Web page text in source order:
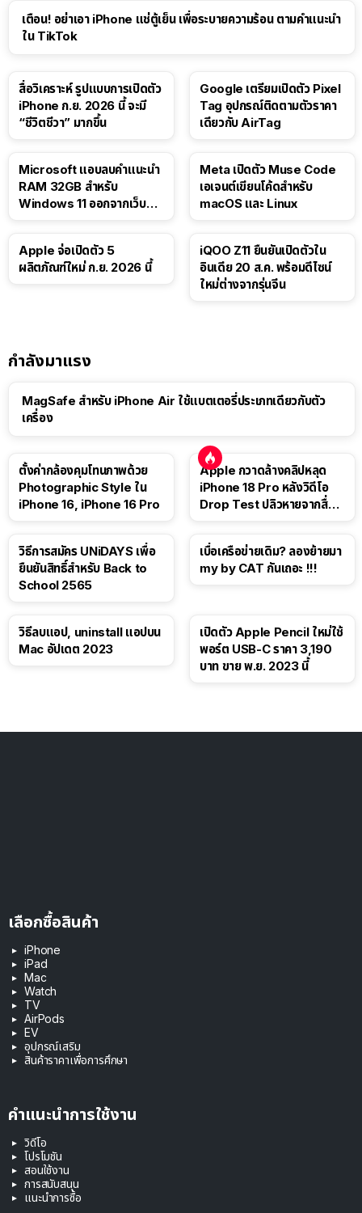
เตือน! อย่าเอา iPhone แช่ตู้เย็น เพื่อระบายความร้อน ตามคำแนะนำ
ใน TikTok
สื่อวิเคราะห์ รูปแบบการเปิดตัว
iPhone ก.ย. 2026 นี้ จะมี
“ชีวิตชีวา” มากขึ้น
Google เตรียมเปิดตัว Pixel
Tag อุปกรณ์ติดตามตัวราคา
เดียวกับ AirTag
Microsoft แอบลบคำแนะนำ
RAM 32GB สำหรับ
Windows 11 ออกจากเว็บตัว
Meta เปิดตัว Muse Code
เอเจนต์เขียนโค้ดสำหรับ
macOS และ Linux
Apple จ่อเปิดตัว 5
ผลิตภัณฑ์ใหม่ ก.ย. 2026 นี้
iQOO Z11 ยืนยันเปิดตัวใน
อินเดีย 20 ส.ค. พร้อมดีไซน์
ใหม่ต่างจากรุ่นจีน
กำลังมาแรง
MagSafe สำหรับ iPhone Air ใช้แบตเตอรี่ประเภทเดียวกับตัว
เครื่อง
ตั้งค่ากล้องคุมโทนภาพด้วย
Photographic Style ใน
iPhone 16, iPhone 16 Pro
Apple กวาดล้างคลิปหลุด
iPhone 18 Pro หลังวิดีโอ
Drop Test ปลิวหายจากสื่อ
วิธีการสมัคร UNiDAYS เพื่อ
ยืนยันสิทธิ์สำหรับ Back to
School 2565
เบื่อเครือข่ายเดิม? ลองย้ายมา
my by CAT กันเถอะ !!!
วิธีลบแอป, uninstall แอปบน
Mac อัปเดต 2023
เปิดตัว Apple Pencil ใหม่ใช้
พอร์ต USB-C ราคา 3,190
บาท ขาย พ.ย. 2023 นี้
เลือกซื้อสินค้า
iPhone
iPad
Mac
Watch
TV
AirPods
EV
อุปกรณ์เสริม
สินค้าราคาเพื่อการศึกษา
คำแนะนำการใช้งาน
วิดีโอ
โปรโมชัน
สอนใช้งาน
การสนับสนุน
แนะนำการซื้อ